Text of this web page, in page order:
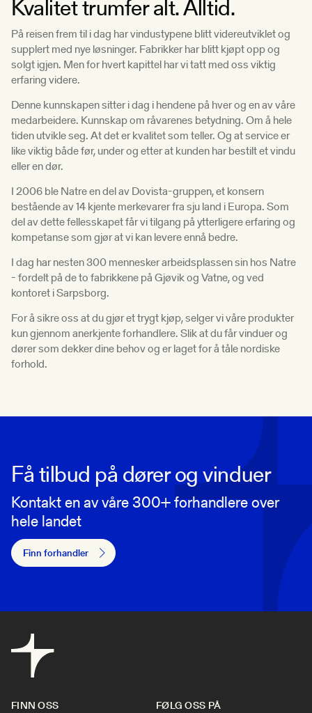
Kvalitet trumfer alt. Alltid.
På reisen frem til i dag har vindustypene blitt videreutviklet og
supplert med nye løsninger. Fabrikker har blitt kjøpt opp og
solgt igjen. Men for hvert kapittel har vi tatt med oss viktig
erfaring videre.
Denne kunnskapen sitter i dag i hendene på hver og en av våre
medarbeidere. Kunnskap om råvarenes betydning. Om å hele
tiden utvikle seg. At det er kvalitet som teller. Og at service er
like viktig både før, under og etter at kunden har bestilt et vindu
eller en dør.
I 2006 ble Natre en del av Dovista-gruppen, et konsern
bestående av 14 kjente merkevarer fra sju land i Europa. Som
del av dette fellesskapet får vi tilgang på ytterligere erfaring og
kompetanse som gjør at vi kan levere ennå bedre.
I dag har nesten 300 mennesker arbeidsplassen sin hos Natre
- fordelt på de to fabrikkene på Gjøvik og Vatne, og ved
kontoret i Sarpsborg.
For å sikre oss at du gjør et trygt kjøp, selger vi våre produkter
kun gjennom anerkjente forhandlere. Slik at du får vinduer og
dører som dekker dine behov og er laget for å tåle nordiske
forhold.
Få tilbud på dører og vinduer
Kontakt en av våre 300+ forhandlere over
hele landet
Finn forhandler
FINN OSS
FØLG OSS PÅ